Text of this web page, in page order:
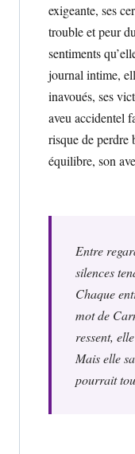
exigeante, ses
trouble et peur
sentiments
journal intime,
inavoués, ses
aveu accidentel
risque de perdre
équilibre, son
Entre
silences
Chaque
mot de
ressent,
Mais elle
pourrait